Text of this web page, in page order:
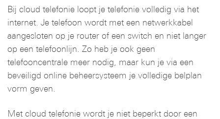
Bij cloud telefonie loopt je telefonie volledig via het
internet. Je telefoon wordt met een netwerkkabel
aangesloten op je router of een switch en niet langer
op een telefoonlijn. Zo heb je ook geen
telefooncentrale meer nodig, maar kun je via een
beveiligd online beheersysteem je volledige belplan
vorm geven.
Met cloud telefonie wordt je niet beperkt door een